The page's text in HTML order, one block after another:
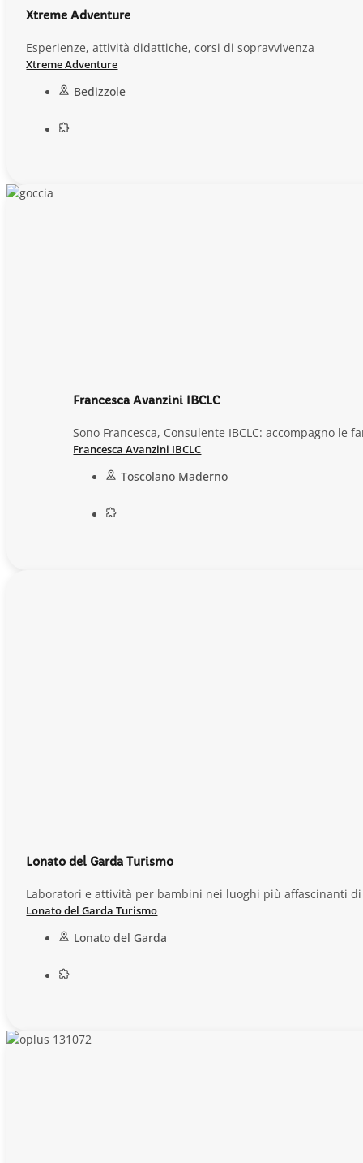
Xtreme Adventure
Esperienze, attività didattiche, corsi di sopravvivenza
Xtreme Adventure
Bedizzole
Francesca Avanzini IBCLC
Sono Francesca, Consulente IBCLC: accompagno
Francesca Avanzini IBCLC
Toscolano Maderno
Lonato del Garda Turismo
Laboratori e attività per bambini nei luoghi più affascinanti di
Lonato del Garda Turismo
Lonato del Garda